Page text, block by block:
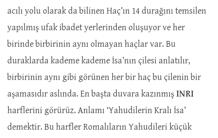
acılı yolu olarak da bilinen Haç’ın 14 durağını temsilen
yapılmış ufak ibadet yerlerinden oluşuyor ve her
birinde birbirinin aynı olmayan haçlar var. Bu
duraklarda kademe kademe İsa’nın çilesi anlatılır,
birbirinin aynı gibi görünen her bir haç bu çilenin bir
aşamasıdır aslında. En başta duvara kazınmışINRI
harflerini görürüz. Anlamı ‘Yahudilerin Kralı İsa’
demektir. Bu harfler Romalıların Yahudileri küçük